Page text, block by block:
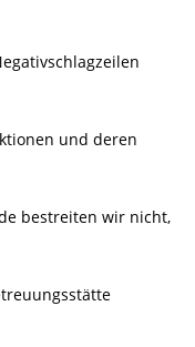
und deren
bestreiten wir nicht,